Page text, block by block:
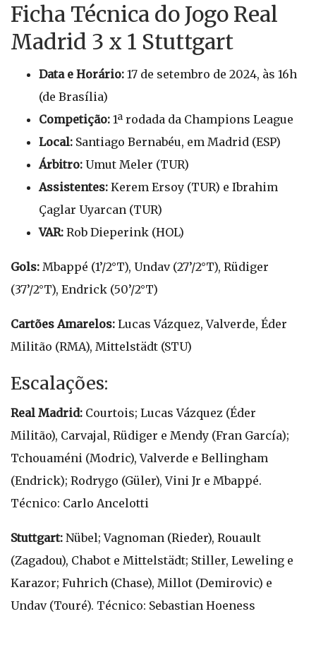
Ficha Técnica do Jogo Real
Madrid 3 x 1 Stuttgart
Data e Horário: 17 de setembro de 2024, às 16h
(de Brasília)
Competição: 1ª rodada da Champions League
Local: Santiago Bernabéu, em Madrid (ESP)
Árbitro: Umut Meler (TUR)
Assistentes: Kerem Ersoy (TUR) e Ibrahim
Çaglar Uyarcan (TUR)
VAR: Rob Dieperink (HOL)
Gols: Mbappé (1’/2°T), Undav (27’/2°T), Rüdiger
(37’/2°T), Endrick (50’/2°T)
Cartões Amarelos: Lucas Vázquez, Valverde, Éder
Militão (RMA), Mittelstädt (STU)
Escalações:
Real Madrid: Courtois; Lucas Vázquez (Éder
Militão), Carvajal, Rüdiger e Mendy (Fran García);
Tchouaméni (Modric), Valverde e Bellingham
(Endrick); Rodrygo (Güler), Vini Jr e Mbappé.
Técnico: Carlo Ancelotti
Stuttgart: Nübel; Vagnoman (Rieder), Rouault
(Zagadou), Chabot e Mittelstädt; Stiller, Leweling e
Karazor; Fuhrich (Chase), Millot (Demirovic) e
Undav (Touré). Técnico: Sebastian Hoeness